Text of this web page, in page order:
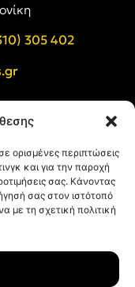
ορισμένες περιπτώσεις
και για την παροχή
σας. Κάνοντας
σας στον ιστότοπό
με τη σχετική πολιτική
305 402